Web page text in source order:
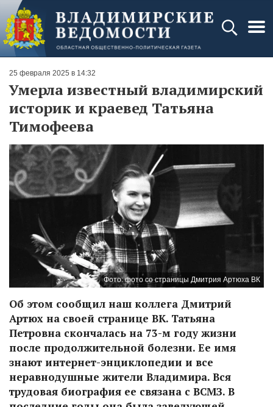
25 февраля 2025 в 14:32
Умерла известный владимирский
историк и краевед Татьяна
Тимофеева
Фото: фото со страницы Дмитрия Артюха ВК
Об этом сообщил наш коллега Дмитрий
Артюх на своей странице ВК. Татьяна
Петровна скончалась на 73-м году жизни
после продолжительной болезни. Ее имя
знают интернет-энциклопедии и все
неравнодушные жители Владимира. Вся
трудовая биография ее связана с ВСМЗ. В